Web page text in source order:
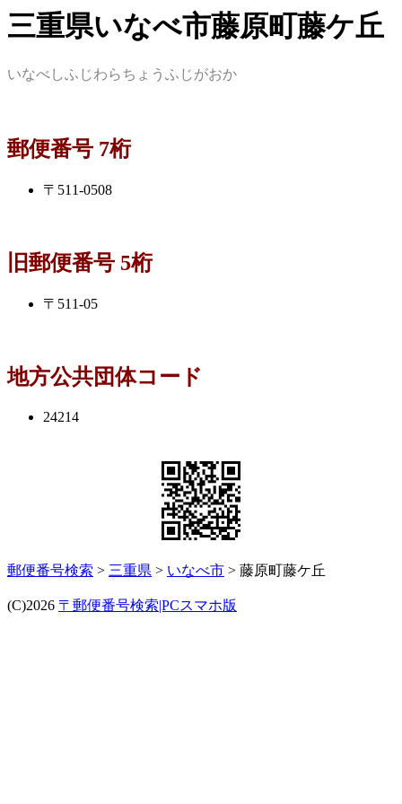
三重県いなべ市藤原町藤ケ丘
いなべしふじわらちょうふじがおか
郵便番号 7桁
〒511-0508
旧郵便番号 5桁
〒511-05
地方公共団体コード
24214
郵便番号検索 > 三重県 > いなべ市 > 藤原町藤ケ丘
(C)2026 〒郵便番号検索|PCスマホ版